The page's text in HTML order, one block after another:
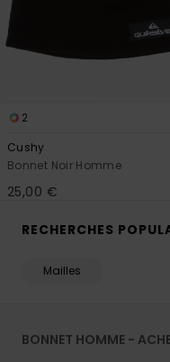
2
Cushy
Bonnet Noir Homme
25,00 €
RECHERCHES
Mailles
BONNET HOMME -